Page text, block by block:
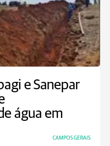
e Sanepar
água em
CAMPOS GERAIS